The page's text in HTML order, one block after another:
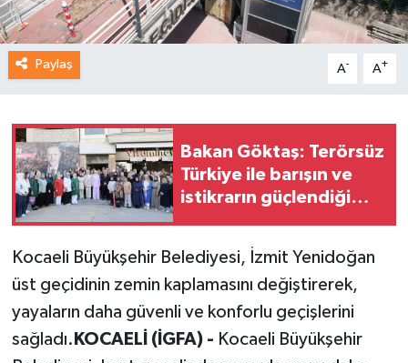
Paylaş A- A+
Bakan Göktaş: Terörsüz
Türkiye ile barışın ve
istikrarın güçlendiği
Kocaeli Büyükşehir Belediyesi, İzmit Yenidoğan
üst geçidinin zemin kaplamasını değiştirerek,
yayaların daha güvenli ve konforlu geçişlerini
sağladı. KOCAELİ (İGFA) - Kocaeli Büyükşehir